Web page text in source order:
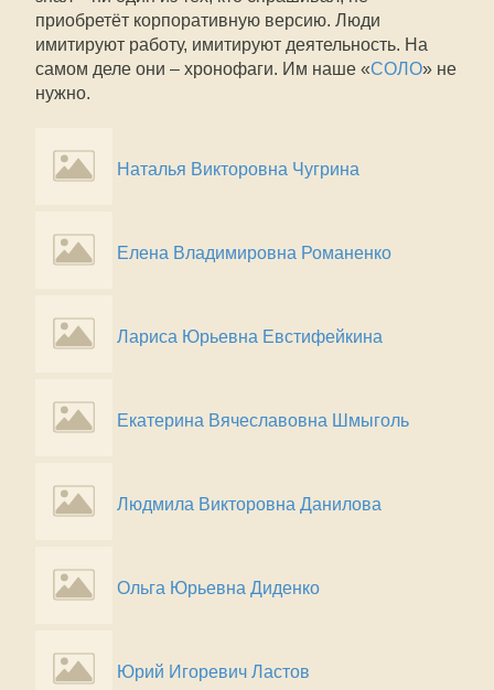
приобретёт корпоративную версию. Люди
имитируют работу, имитируют деятельность. На
самом деле они – хронофаги. Им наше «СОЛО» не
нужно.
Наталья Викторовна Чугрина
Елена Владимировна Романенко
Лариса Юрьевна Евстифейкина
Екатерина Вячеславовна Шмыголь
Людмила Викторовна Данилова
Ольга Юрьевна Диденко
Юрий Игоревич Ластов